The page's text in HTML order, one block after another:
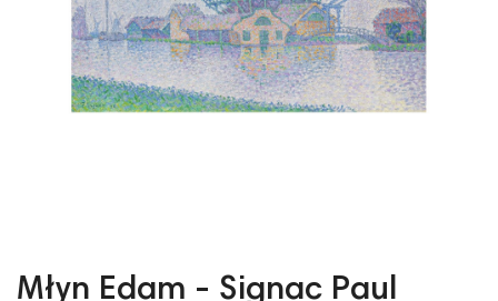
Młyn Edam - Signac Paul